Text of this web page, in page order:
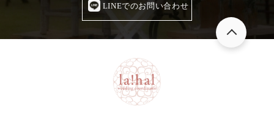
LINEでのお問い合わせ